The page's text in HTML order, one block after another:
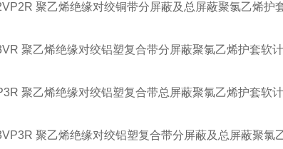
聚乙烯绝缘对绞铜带分屏蔽及总屏蔽聚氯乙烯
聚乙烯绝缘对绞铝塑复合带分屏蔽聚氯乙烯护套软
聚乙烯绝缘对绞铝塑复合带总屏蔽聚氯乙烯护套软
聚乙烯绝缘对绞铝塑复合带分屏蔽及总屏蔽聚